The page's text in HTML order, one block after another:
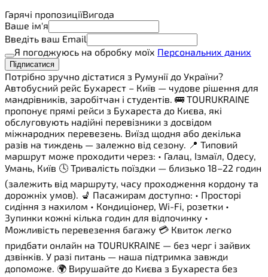
Гарячі пропозиціїВигода
Ваше ім'я
Введіть ваш Email
Я погоджуюсь на обробку моїх Персональних даних
Підписатися
Потрібно зручно дістатися з Румунії до України?
Автобусний рейс Бухарест – Київ — чудове рішення для
мандрівників, заробітчан і студентів. 🚌 TOURUKRAINE
пропонує прямі рейси з Бухареста до Києва, які
обслуговують надійні перевізники з досвідом
міжнародних перевезень. Виїзд щодня або декілька
разів на тиждень — залежно від сезону. 📍 Типовий
маршрут може проходити через: • Галац, Ізмаїл, Одесу,
Умань, Київ 🕓 Тривалість поїздки — близько 18–22 годин
(залежить від маршруту, часу проходження кордону та
дорожніх умов). 💺 Пасажирам доступно: • Просторі
сидіння з нахилом • Кондиціонер, Wi-Fi, розетки •
Зупинки кожні кілька годин для відпочинку •
Можливість перевезення багажу 💳 Квиток легко
придбати онлайн на TOURUKRAINE — без черг і зайвих
дзвінків. У разі питань — наша підтримка завжди
допоможе. 🌍 Вирушайте до Києва з Бухареста без